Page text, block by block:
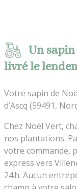
Un
livré le
Votre sapin de
d’Ascq (59491,
Chez Noël Vert,
nos plantations.
votre commande,
express vers
24 h. Aucun